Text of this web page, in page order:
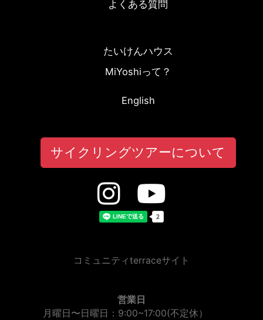
よくある質問
たいけんハウス
MiYoshiって？
English
サイクリングツアーについて
コミュニティterraceサイト
営業日
月曜日〜日曜日：9:00~17:00(不定休）